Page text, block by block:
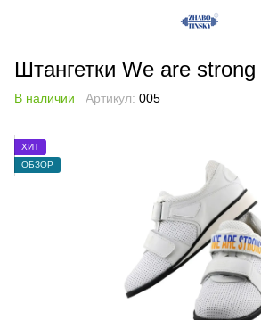
Штангетки We are strong
В наличии Артикул: 005
ХИТ
ОБЗОР